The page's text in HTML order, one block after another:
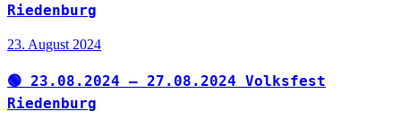
Riedenburg
23. August 2024
🟢 23.08.2024 – 27.08.2024 Volksfest
Riedenburg